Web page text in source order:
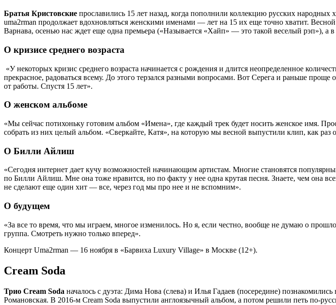
Братья Кристовские прославились 15 лет назад, когда пополнили коллекцию русских
uma2rman продолжает вдохновляться женскими именами — лет на 15 их еще точно хватит.
Варнава, осенью нас ждет еще одна премьера («Называется «Хайп» — это такой веселый рэп»),
О кризисе среднего возраста
«У некоторых кризис среднего возраста начинается с рождения и длится неопределенное
прекрасное, радоваться всему. До этого терзался разными вопросами. Вот Серега и раньше
от работы. Спустя 15 лет».
О женском альбоме
«Мы сейчас потихоньку готовим альбом «Имена», где каждый трек будет носить женское имя.
собрать из них целый альбом. «Сверкайте, Катя», на которую мы весной выпустили клип, как раз
О Билли Айлиш
«Сегодня интернет дает кучу возможностей начинающим артистам. Многие становятся
по Билли Айлиш. Мне она тоже нравится, но по факту у нее одна крутая песня. Знаете, чем она
не сделают еще один хит — все, через год мы про нее и не вспомним».
О будущем
«За все то время, что мы играем, многое изменилось. Но я, если честно, вообще не думаю о
группа. Смотреть нужно только вперед».
Концерт Uma2rman — 16 ноября в «Барвиха Luxury Village» в Москве (12+).
Cream Soda
Трио Cream Soda началось с дуэта: Дима Нова (слева) и Илья Гадаев (посередине)
Романовская. В 2016‑м Cream Soda выпустили англоязычный альбом, а потом решили петь по-